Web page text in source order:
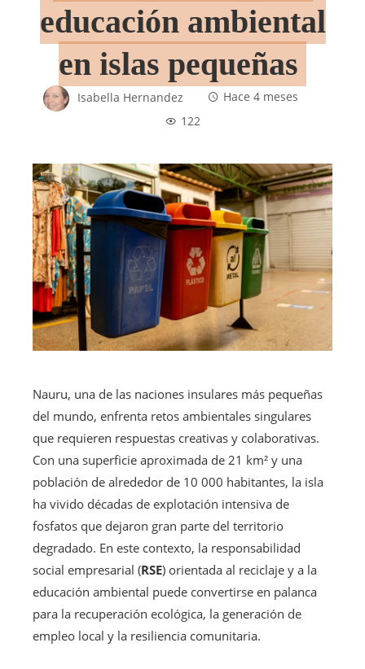
educación ambiental
en islas pequeñas
Isabella Hernandez
Hace 4 meses
122
Nauru, una de las naciones insulares más pequeñas
del mundo, enfrenta retos ambientales singulares
que requieren respuestas creativas y colaborativas.
Con una superficie aproximada de 21 km² y una
población de alrededor de 10 000 habitantes, la isla
ha vivido décadas de explotación intensiva de
fosfatos que dejaron gran parte del territorio
degradado. En este contexto, la responsabilidad
social empresarial (RSE) orientada al reciclaje y a la
educación ambiental puede convertirse en palanca
para la recuperación ecológica, la generación de
empleo local y la resiliencia comunitaria.